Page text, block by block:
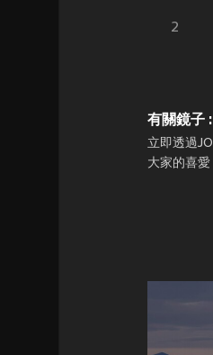
2
有關鏡子 :
立即透過
大家的喜愛